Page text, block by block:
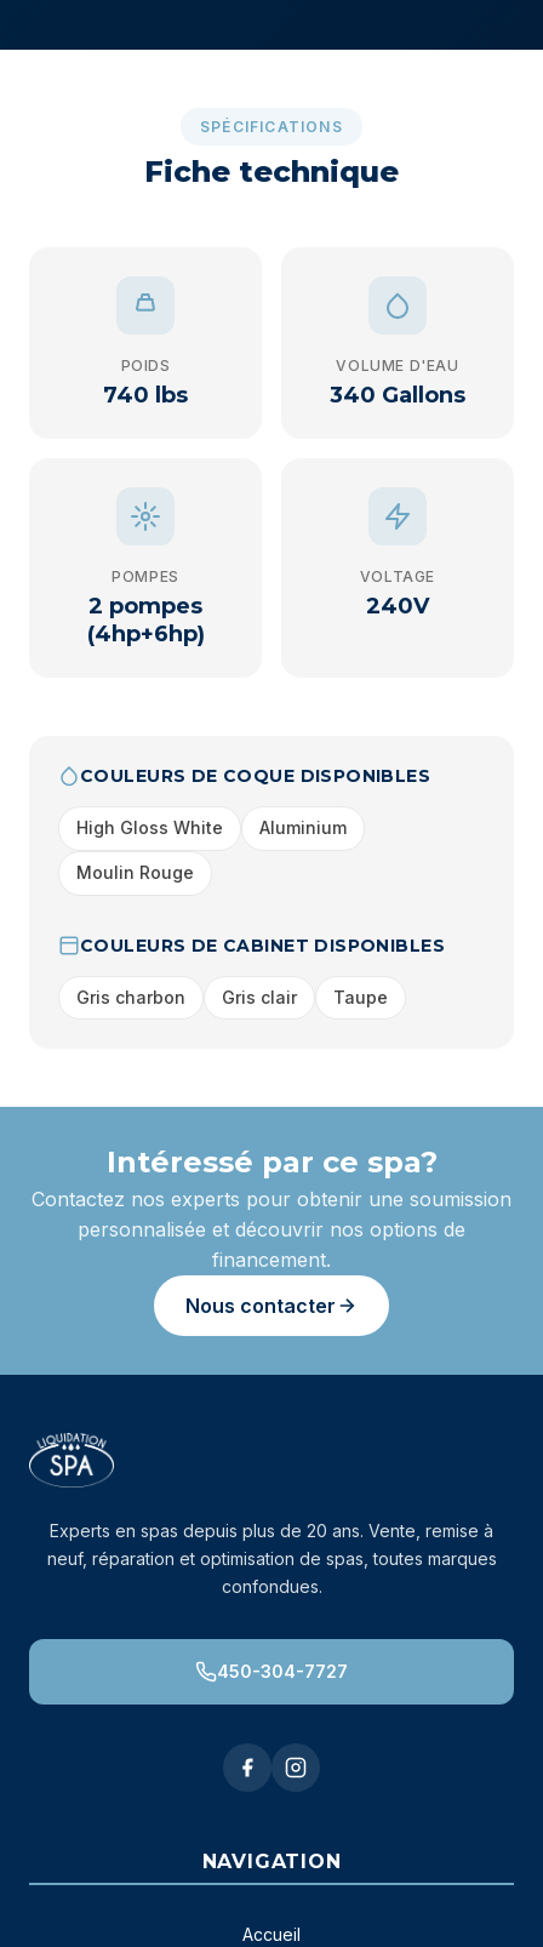
SPÉCIFICATIONS
Fiche technique
POIDS
740 lbs
VOLUME D'EAU
340 Gallons
POMPES
2 pompes
(4hp+6hp)
VOLTAGE
240V
COULEURS DE COQUE DISPONIBLES
High Gloss White Aluminium
Moulin Rouge
COULEURS DE CABINET DISPONIBLES
Gris charbon Gris clair Taupe
Intéressé par ce spa?
Contactez nos experts pour obtenir une soumission
personnalisée et découvrir nos options de
financement.
Nous contacter
Experts en spas depuis plus de 20 ans. Vente, remise à
neuf, réparation et optimisation de spas, toutes marques
confondues.
450-304-7727
NAVIGATION
Accueil